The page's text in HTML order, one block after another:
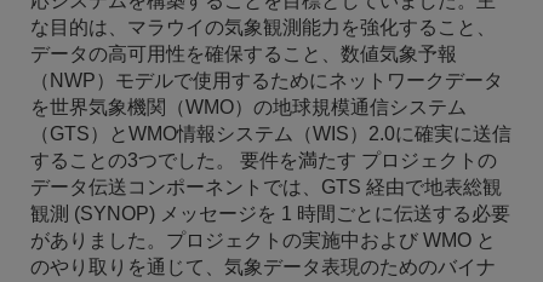
な目的は、マラウイの気象観測能力を強化すること、
データの高可用性を確保すること、数値気象予報
（NWP）モデルで使用するためにネットワークデータ
を世界気象機関（WMO）の地球規模通信システム
（GTS）とWMO情報システム（WIS）2.0に確実に送信
することの3つでした。 要件を満たす プロジェクトの
データ伝送コンポーネントでは、GTS 経由で地表総観
観測 (SYNOP) メッセージを 1 時間ごとに伝送する必要
がありました。プロジェクトの実施中および WMO と
のやり取りを通じて、気象データ表現のためのバイナ